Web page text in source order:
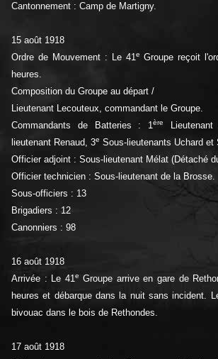
Cantonnement : Camp de Martigny.
15 août 1918
Ordre de Mouvement : Le 41e Groupe reçoit
heures.
Composition du Groupe au départ /
Lieutenant Lecouteux, commandant le Groupe.
Commandants de Batteries : 1ère
lieutenant Renaud, 3e Sous-lieutenants Uchard et
Officier adjoint : Sous-lieutenant Mélat (Détaché
Officier technicien : Sous-lieutenant de la Brosse.
Sous-officiers : 13
Brigadiers : 12
Canonniers : 98
16 août 1918
Arrivée : Le 41e Groupe arrive en gare de
heures et débarque dans la nuit sans incident.
bivouac dans le bois de Rethondes.
17 août 1918